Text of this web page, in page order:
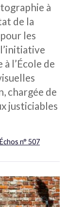
à
de la
les
l’École de
chargée de
justiciables
n° 507